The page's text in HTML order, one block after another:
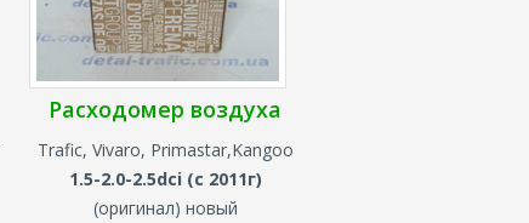
Расходомер воздуха
Trafic, Vivaro, Primastar,Kangoo
1.5-2.0-2.5dci (с 2011г)
(оригинал) новый